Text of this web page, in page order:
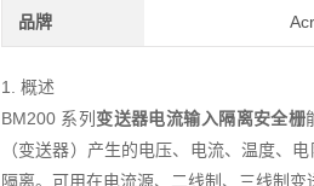
品牌
1. 概述
BM200 系列 变送器电流输入隔离安全栅
（变送器）产生的电压、电流、温度、
隔离。可用在电流源、二线制、三线制变